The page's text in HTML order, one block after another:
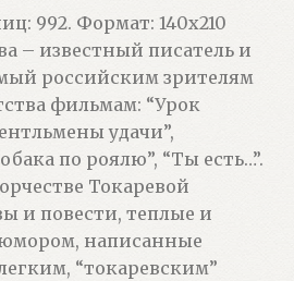
992. Формат: 140х210
– известный писатель и
российским зрителям
фильмам: “Урок
удачи”,
по роялю”, “Ты есть…”.
Токаревой
и повести, теплые и
написанные
“токаревским”